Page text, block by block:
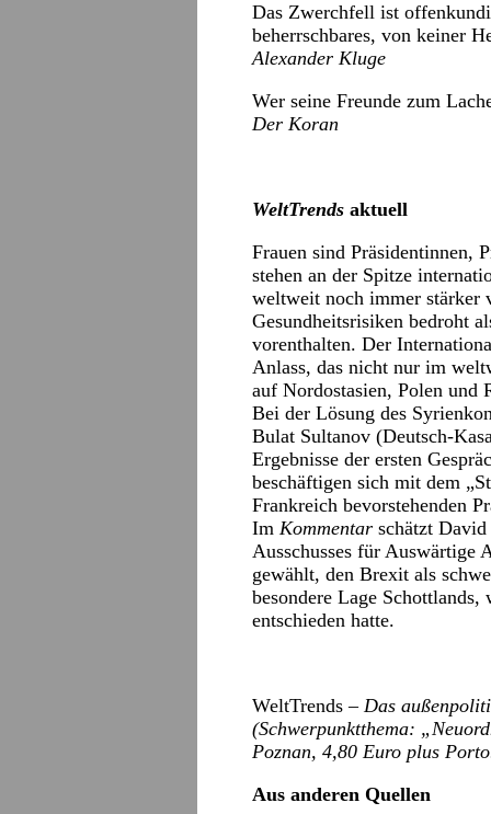
Das Zwerchfell ist
beherrschbares, von keiner
Alexander Kluge
Wer seine Freunde zum
Der Koran
WeltTrends aktuell
Frauen sind Präsidentinnen,
stehen an der Spitze
weltweit noch immer stärker
Gesundheitsrisiken bedroht
vorenthalten. Der
Anlass, das nicht nur im
auf Nordostasien, Polen und
Bei der Lösung des
Bulat Sultanov (Deutsch-
Ergebnisse der ersten
beschäftigen sich mit dem
Frankreich bevorstehenden
Im Kommentar schätzt
Ausschusses für Auswärtige
gewählt, den Brexit als
besondere Lage
entschieden hatte.
WeltTrends – Das
(Schwerpunktthema:
Poznan, 4,80 Euro plus
Aus anderen Quellen